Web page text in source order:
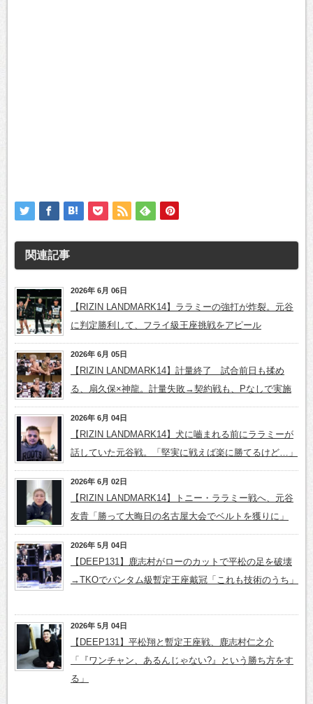
関連記事
2026年 6月 06日
【RIZIN LANDMARK14】ララミーの強打が炸裂。元谷
に判定勝利して、フライ級王座挑戦をアピール
2026年 6月 05日
【RIZIN LANDMARK14】計量終了 試合前日も揉め
る、扇久保×神龍。計量失敗→契約戦も、Pなしで実施
2026年 6月 04日
【RIZIN LANDMARK14】犬に嚙まれる前にララミーが
話していた元谷戦。「堅実に戦えば楽に勝てるけど…」
2026年 6月 02日
【RIZIN LANDMARK14】トニー・ララミー戦へ、元谷
友貴「勝って大晦日の名古屋大会でベルトを獲りに」
2026年 5月 04日
【DEEP131】鹿志村がローのカットで平松の足を破壊
→TKOでバンタム級暫定王座戴冠「これも技術のうち」
2026年 5月 04日
【DEEP131】平松翔と暫定王座戦、鹿志村仁之介
「『ワンチャン、あるんじゃない?』という勝ち方をす
る」